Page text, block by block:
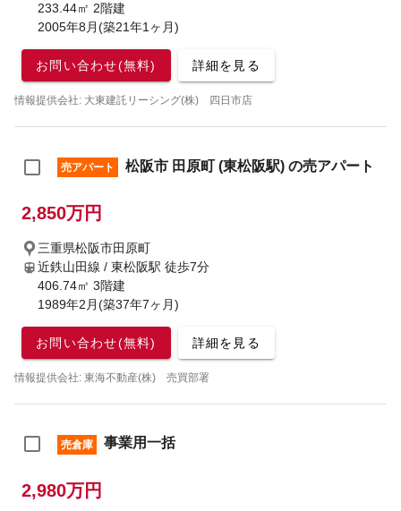
233.44㎡ 2階建
2005年8月(築21年1ヶ月)
お問い合わせ(無料) 詳細を見る
情報提供会社: 大東建託リーシング(株) 四日市店
売アパート 松阪市 田原町 (東松阪駅) の売アパート
2,850万円
三重県松阪市田原町
近鉄山田線 / 東松阪駅 徒歩7分
406.74㎡ 3階建
1989年2月(築37年7ヶ月)
お問い合わせ(無料) 詳細を見る
情報提供会社: 東海不動産(株) 売買部署
売倉庫 事業用一括
2,980万円